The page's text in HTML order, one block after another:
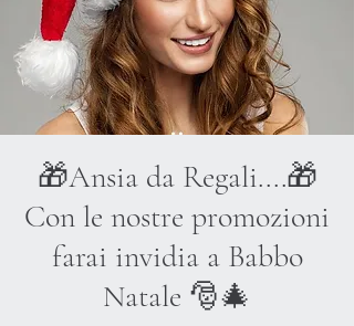
🎁Ansia da Regali....🎁
Con le nostre promozioni
farai invidia a Babbo
Natale 🎅🎄